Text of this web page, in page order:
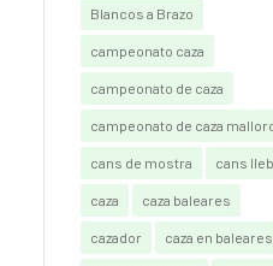
Blancos a Brazo
campeonato caza
campeonato de caza
campeonato de caza
cans de mostra cans
caza caza baleares
cazador caza en baleares